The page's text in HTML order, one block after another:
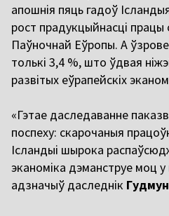
апошнія пяць гадоў
рост прадукцыйнасці працы
Паўночнай Еўропы. А
толькі 3,4 %, што ўдвая
развітых еўрапейскіх
«Гэтае даследаванне
поспеху: скарочаныя
Ісландыі шырока
эканоміка дэманструе моц у
адзначыў даследнік